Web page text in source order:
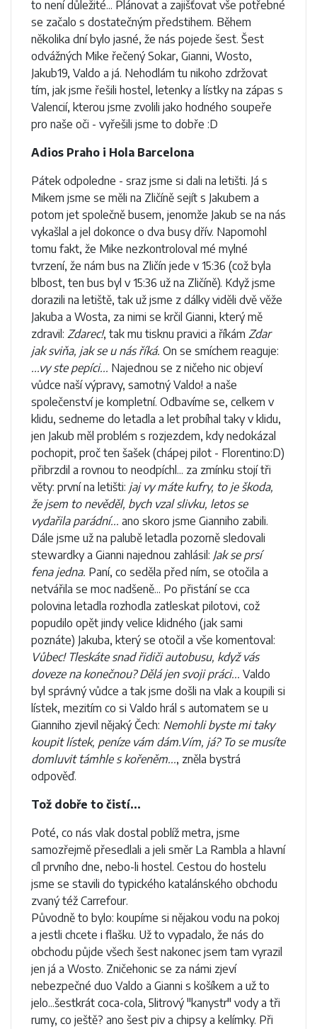
to není důležité... Plánovat a zajišťovat vše potřebné
se začalo s dostatečným předstihem. Během
několika dní bylo jasné, že nás pojede šest. Šest
odvážných Mike řečený Sokar, Gianni, Wosto,
Jakub19, Valdo a já. Nehodlám tu nikoho zdržovat
tím, jak jsme řešili hostel, letenky a lístky na zápas s
Valencií, kterou jsme zvolili jako hodného soupeře
pro naše oči - vyřešili jsme to dobře :D
Adios Praho i Hola Barcelona
Pátek odpoledne - sraz jsme si dali na letišti. Já s
Mikem jsme se měli na Zličíně sejít s Jakubem a
potom jet společně busem, jenomže Jakub se na nás
vykašlal a jel dokonce o dva busy dřív. Napomohl
tomu fakt, že Mike nezkontroloval mé mylné
tvrzení, že nám bus na Zličín jede v 15:36 (což byla
blbost, ten bus byl v 15:36 už na Zličíně). Když jsme
dorazili na letiště, tak už jsme z dálky viděli dvě věže
Jakuba a Wosta, za nimi se krčil Gianni, který mě
zdravil: Zdarec!, tak mu tisknu pravici a říkám Zdar
jak sviňa, jak se u nás říká. On se smíchem reaguje:
...vy ste pepíci... Najednou se z ničeho nic objeví
vůdce naší výpravy, samotný Valdo! a naše
společenství je kompletní. Odbavíme se, celkem v
klidu, sedneme do letadla a let probíhal taky v klidu,
jen Jakub měl problém s rozjezdem, kdy nedokázal
pochopit, proč ten šašek (chápej pilot - Florentino:D)
přibrzdil a rovnou to neodpíchl... za zmínku stojí tři
věty: první na letišti: jaj vy máte kufry, to je škoda,
že jsem to nevěděl, bych vzal slivku, letos se
vydařila parádní... ano skoro jsme Gianniho zabili.
Dále jsme už na palubě letadla pozorně sledovali
stewardky a Gianni najednou zahlásil: Jak se prsí
fena jedna. Paní, co seděla před ním, se otočila a
netvářila se moc nadšeně... Po přistání se cca
polovina letadla rozhodla zatleskat pilotovi, což
popudilo opět jindy velice klidného (jak sami
poznáte) Jakuba, který se otočil a vše komentoval:
Vůbec! Tleskáte snad řidiči autobusu, když vás
doveze na konečnou? Dělá jen svoji práci... Valdo
byl správný vůdce a tak jsme došli na vlak a koupili si
lístek, mezitím co si Valdo hrál s automatem se u
Gianniho zjevil nějaký Čech: Nemohli byste mi taky
koupit lístek, peníze vám dám.Vím, já? To se musíte
domluvit támhle s kořeněm..., zněla bystrá
odpověď.
Tož dobře to čistí...
Poté, co nás vlak dostal poblíž metra, jsme
samozřejmě přesedlali a jeli směr La Rambla a hlavní
cíl prvního dne, nebo-li hostel. Cestou do hostelu
jsme se stavili do typického katalánského obchodu
zvaný též Carrefour.
Původně to bylo: koupíme si nějakou vodu na pokoj
a jestli chcete i flašku. Už to vypadalo, že nás do
obchodu půjde všech šest nakonec jsem tam vyrazil
jen já a Wosto. Zničehonic se za námi zjeví
nebezpečné duo Valdo a Gianni s košíkem a už to
jelo...šestkrát coca-cola, 5litrový "kanystr" vody a tři
rumy, co ještě? ano šest piv a chipsy a kelímky. Při